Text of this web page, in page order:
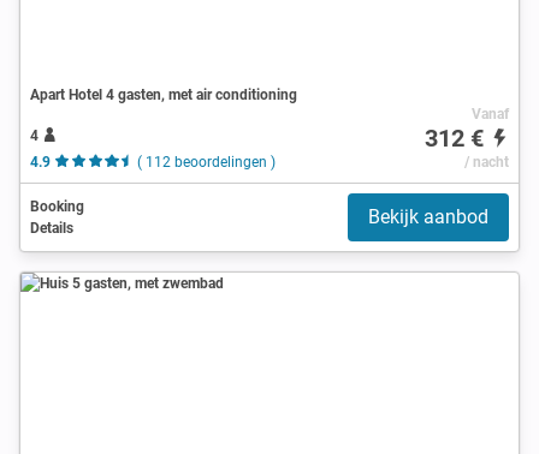
Apart Hotel 4 gasten, met air conditioning
4
4.9
( 112 beoordelingen )
Vanaf
312 €
/ nacht
Booking
Details
Bekijk aanbod